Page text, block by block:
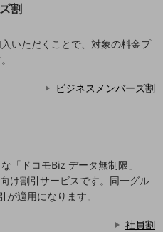
割
いただくことで、対象の料金プ
ビジネスメンバーズ割
「ドコモBiz データ無制限」
け割引サービスです。同一グル
適用になります。
社員割